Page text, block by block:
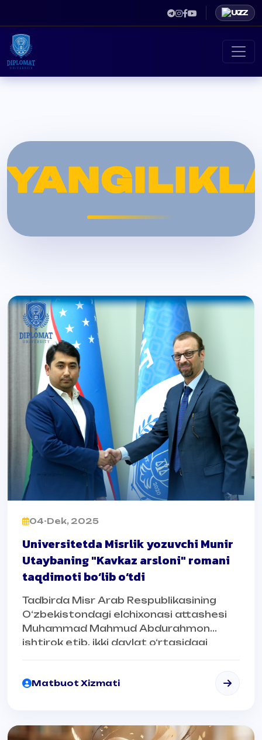
UZ
04-Dek, 2025
Universitetda Misrlik yozuvchi Munir
Utaybaning "Kavkaz arsloni" romani
taqdimoti bo‘lib o‘tdi
Tadbirda Misr Arab Respublikasining
O‘zbekistondagi elchixonasi attashesi
Muhammad Mahmud Abdurahmon
ishtirok etib, ikki davlat o‘rtasidagi
ta’kidladi.
Matbuot Xizmati